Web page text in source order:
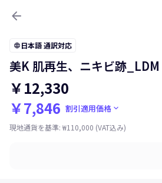
arrow_back
language 日本語 通訳対応
美K 肌再生、ニキビ跡_LDM
￥12,330
￥7,846 割引適用価格 keyboard_arrow_down
現地通貨を基準: ₩110,000 (VAT込み)